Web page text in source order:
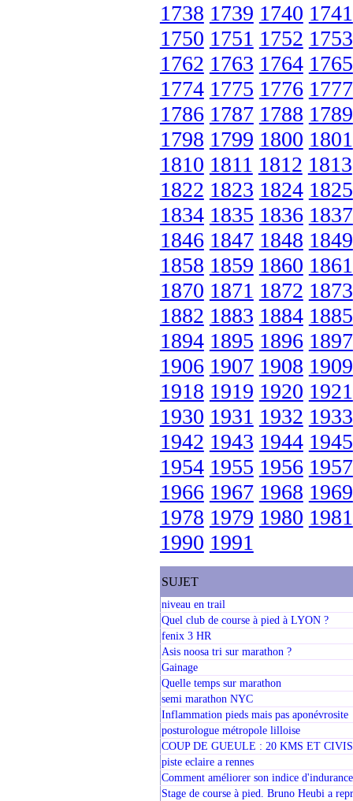
1738 1739 1740 1741
1750 1751 1752 1753
1762 1763 1764 1765
1774 1775 1776 1777
1786 1787 1788 1789
1798 1799 1800 1801
1810 1811 1812 1813
1822 1823 1824 1825
1834 1835 1836 1837
1846 1847 1848 1849
1858 1859 1860 1861
1870 1871 1872 1873
1882 1883 1884 1885
1894 1895 1896 1897
1906 1907 1908 1909
1918 1919 1920 1921
1930 1931 1932 1933
1942 1943 1944 1945
1954 1955 1956 1957
1966 1967 1968 1969
1978 1979 1980 1981
1990 1991
SUJET
niveau en trail
Quel club de course à pied à LYON ?
fenix 3 HR
Asis noosa tri sur marathon ?
Gainage
Quelle temps sur marathon
semi marathon NYC
Inflammation pieds mais pas aponévrosite
posturologue métropole lilloise
COUP DE GUEULE : 20 KMS ET
piste eclaire a rennes
Comment améliorer son indice
Stage de course à pied. Bruno Heubi a